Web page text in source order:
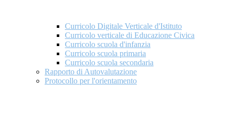
Curricolo Digitale Verticale d'Istituto
Curricolo verticale di Educazione Civica
Curricolo scuola d'infanzia
Curricolo scuola primaria
Curricolo scuola secondaria
Rapporto di Autovalutazione
Protocollo per l'orientamento